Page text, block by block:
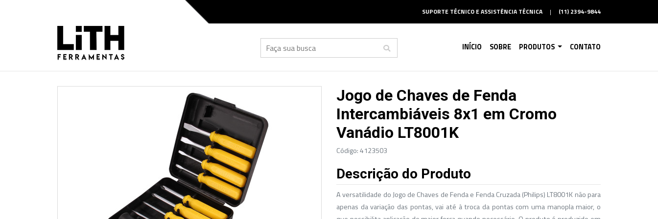
SUPORTE TÉCNICO E ASSISTÊNCIA TÉCNICA | (11) 2394-9844
INÍCIO SOBRE PRODUTOS CONTATO
Jogo de Chaves de Fenda
Intercambiáveis 8x1 em Cromo
Vanádio LT8001K
Código: 4123503
Descrição do Produto
A versatilidade do Jogo de Chaves de Fenda e Fenda Cruzada (Philips) LT8001K não para
apenas da variação das pontas, vai até à troca da pontas com uma manopla maior, o